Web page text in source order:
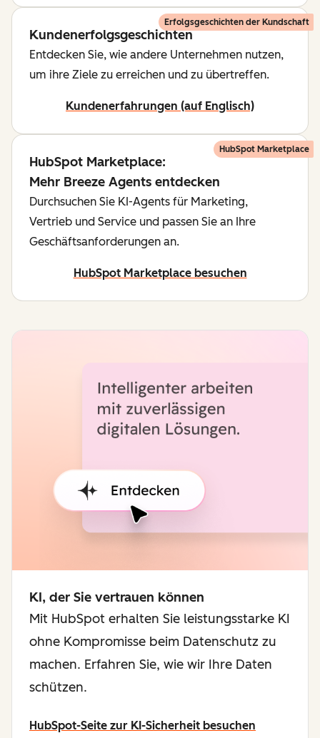
Erfolgsgeschichten der Kundschaft
Kundenerfolgsgeschichten
Entdecken Sie, wie andere Unternehmen nutzen,
um ihre Ziele zu erreichen und zu übertreffen.
Kundenerfahrungen (auf Englisch)
HubSpot Marketplace
HubSpot Marketplace:
Mehr Breeze Agents entdecken
Durchsuchen Sie KI-Agents für Marketing,
Vertrieb und Service und passen Sie an Ihre
Geschäftsanforderungen an.
HubSpot Marketplace besuchen
KI, der Sie vertrauen können
Mit HubSpot erhalten Sie leistungsstarke KI
ohne Kompromisse beim Datenschutz zu
machen. Erfahren Sie, wie wir Ihre Daten
schützen.
HubSpot-Seite zur KI-Sicherheit besuchen